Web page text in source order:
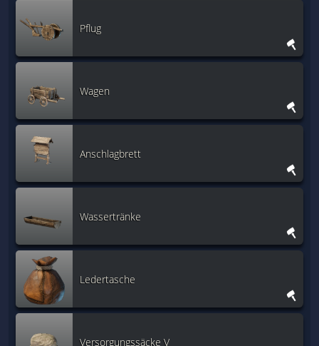
Pflug
Wagen
Anschlagbrett
Wassertränke
Ledertasche
Versorgungssäcke V